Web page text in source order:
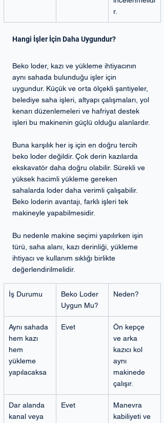
r.
Hangi İşler İçin Daha Uygundur?
Beko loder, kazı ve yükleme ihtiyacının
aynı sahada bulunduğu işler için
uygundur. Küçük ve orta ölçekli şantiyeler,
belediye saha işleri, altyapı çalışmaları, yol
kenarı düzenlemeleri ve hafriyat destek
işleri bu makinenin güçlü olduğu alanlardır.
Buna karşılık her iş için en doğru tercih
beko loder değildir. Çok derin kazılarda
ekskavatör daha doğru olabilir. Sürekli ve
yüksek hacimli yükleme gereken
sahalarda loder daha verimli çalışabilir.
Beko loderin avantajı, farklı işleri tek
makineyle yapabilmesidir.
Bu nedenle makine seçimi yapılırken işin
türü, saha alanı, kazı derinliği, yükleme
ihtiyacı ve kullanım sıklığı birlikte
değerlendirilmelidir.
İş Durumu
Beko Loder
Uygun Mu?
Neden?
Aynı sahada
hem kazı
hem
yükleme
yapılacaksa
Evet
Ön kepçe
ve arka
kazıcı kol
aynı
makinede
çalışır.
Dar alanda
kanal veya
Evet
Manevra
kabiliyeti ve